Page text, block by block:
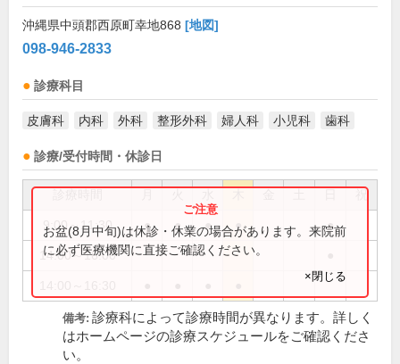
沖縄県中頭郡西原町幸地868 [地図]
098-946-2833
診療科目
皮膚科 内科 外科 整形外科 婦人科 小児科 歯科
診療/受付時間・休診日
祝
9:00～11:30 ● ● ● ● ●
14:00～16:00
お盆(8月中旬)は休診・休業の場合があります。来院前
に必ず医療機関に直接ご確認ください。
×閉じる
備考: 診療科によって診療時間が異なります。詳しく
はホームページの診療スケジュールをご確認くださ
い。